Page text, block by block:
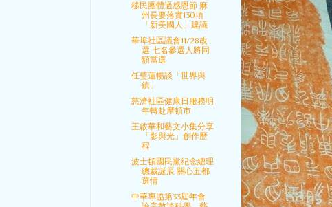
移民團體過感恩節 麻
州長要落實130項
「新美國人」建議
華埠社區議會11/28改
選 七名參選人將同
額當選
任璧蓮暢談「世界與
鎮」
慈濟社區健康日服務明
年轉赴摩頓市
王啟華和藝文小集分享
「影與光」創作歷
程
波士頓國民黨紀念總理
總裁誕辰 關心五都
選情
中華專協第33屆年會